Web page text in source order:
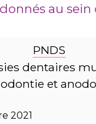
au sein
PNDS
dentaires
et
2021